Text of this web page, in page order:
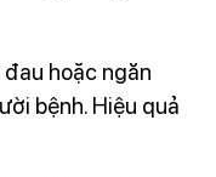
hoặc ngăn
bệnh. Hiệu quả